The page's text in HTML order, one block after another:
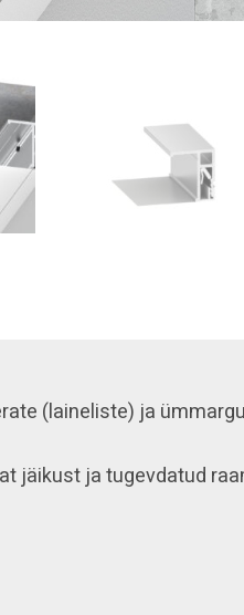
(laineliste) ja
jäikust ja tugevdatud